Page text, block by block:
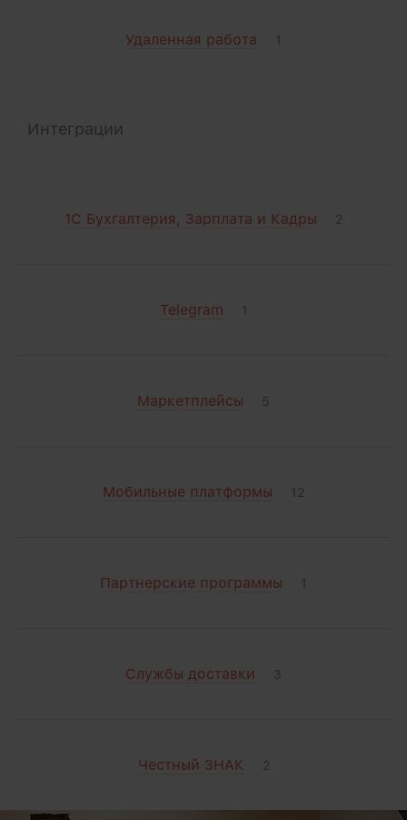
Удаленная работа 1
Интеграции
1С Бухгалтерия, Зарплата и Кадры 2
Telegram 1
Маркетплейсы 5
Мобильные платформы 12
Партнерские программы 1
Службы доставки 3
Честный ЗНАК 2